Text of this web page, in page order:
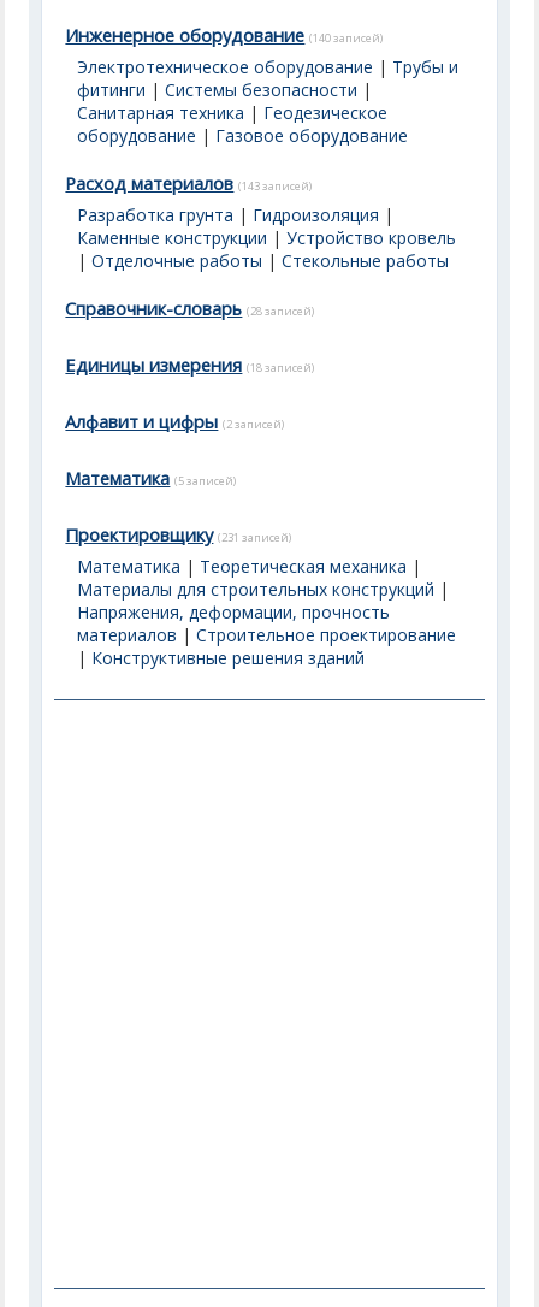
Инженерное оборудование (140 записей)
Электротехническое оборудование | Трубы и
фитинги |Системы безопасности |
Санитарная техника | Геодезическое
оборудование | Газовое оборудование
Расход материалов (143 записей)
Разработка грунта | Гидроизоляция |
Каменные конструкции |Устройство кровель
|Отделочные работы |Стекольные работы
Справочник-словарь (28 записей)
Единицы измерения (18 записей)
Алфавит и цифры (2 записей)
Математика (5 записей)
Проектировщику (231 записей)
Математика | Теоретическая механика |
Материалы для строительных конструкций |
Напряжения, деформации, прочность
материалов |Строительное проектирование
| Конструктивные решения зданий